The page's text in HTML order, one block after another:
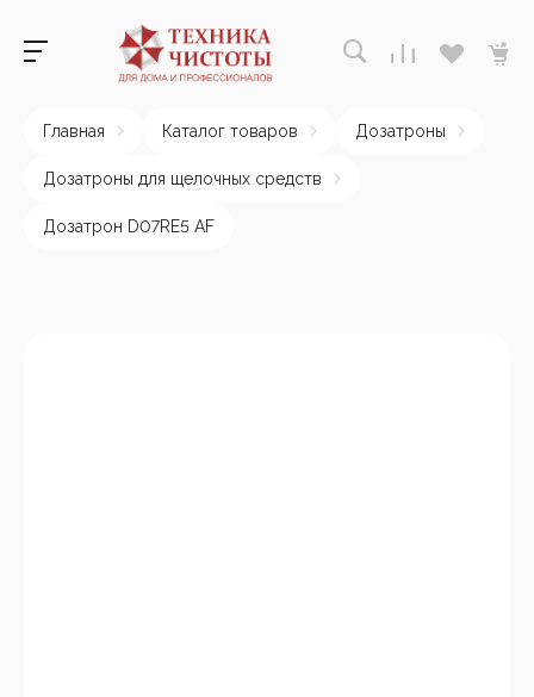
Главная Каталог товаров Дозатроны
Дозатроны для щелочных средств
Дозатрон D07RE5 AF